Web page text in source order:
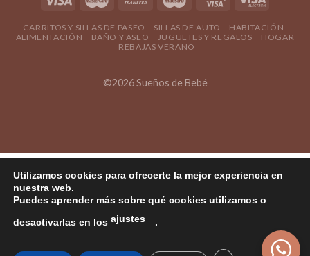
CARRITOS Y SILLAS DE PASEO SILLAS DE AUTO
HABITACIÓN
ALIMENTACIÓN
BAÑO Y ASEO JUGUETES Y REGALOS
HOGAR
REBAJAS VERANO
©2026 Sueños de Bebé
Utilizamos cookies para ofrecerte la mejor experiencia en
nuestra web.
Puedes aprender más sobre qué cookies utilizamos o
desactivarlas en los ajustes .